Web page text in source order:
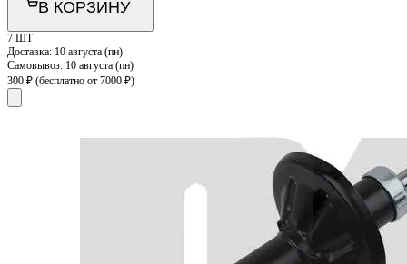
В КОРЗИНУ
7 ШТ
Доставка: 10 августа (пн)
Самовывоз: 10 августа (пн)
300 ₽ (бесплатно от 7000 ₽)